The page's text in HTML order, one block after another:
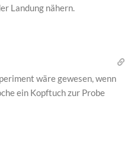
Landung nähern.
wäre gewesen, wenn
ein Kopftuch zur Probe